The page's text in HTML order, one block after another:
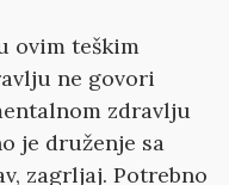
ovim teškim
ne govori
zdravlju
je druženje sa
zagrljaj. Potrebno